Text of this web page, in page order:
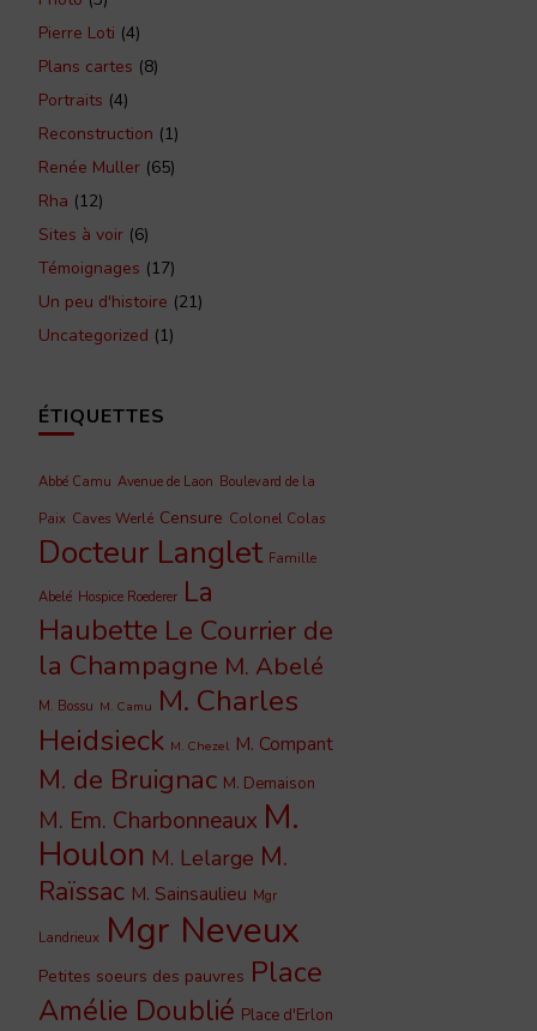
Pierre Loti (4)
Plans cartes (8)
Portraits (4)
Reconstruction (1)
Renée Muller (65)
Rha (12)
Sites à voir (6)
Témoignages (17)
Un peu d'histoire (21)
Uncategorized (1)
ÉTIQUETTES
Abbé Camu Avenue de Laon Boulevard de la
Paix Caves Werlé Censure Colonel Colas
Docteur Langlet Famille
Abelé Hospice Roederer La
Haubette Le Courrier de
la Champagne M. Abelé
M. Bossu M. Camu M. Charles
Heidsieck M. Chezel M. Compant
M. de Bruignac M. Demaison
M. Em. Charbonneaux M.
Houlon M. Lelarge M.
Raïssac M. Sainsaulieu Mgr
Landrieux Mgr Neveux
Petites soeurs des pauvres Place
Amélie Doublié Place d'Erlon